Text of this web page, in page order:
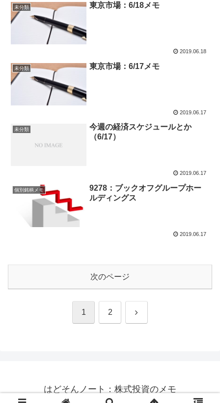
未分類 東京市場：6/18メモ
2019.06.18
未分類 東京市場：6/17メモ
2019.06.17
未分類
今週の経済スケジュールとか
（6/17）
2019.06.17
個別銘柄メモ
9278：ブックオフグループホー
ルディングス
2019.06.17
次のページ
1 2 次
はどそんノート：株式投資のメモ